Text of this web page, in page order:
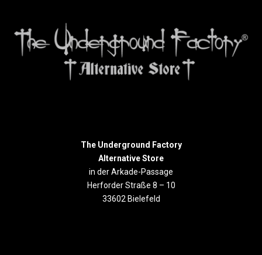
The Underground Factory
Alternative Store
in der Arkade-Passage
Herforder Straße 8 – 10
33602 Bielefeld